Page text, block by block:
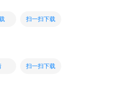
扫一扫下载
扫一扫下载